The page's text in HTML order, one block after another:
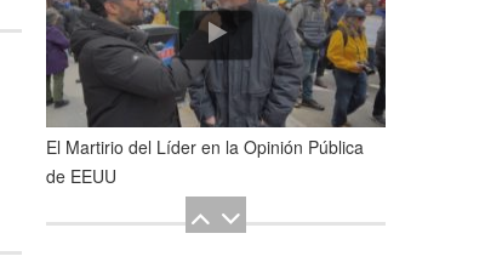
El Martirio del Líder en la Opinión Pública
de EEUU